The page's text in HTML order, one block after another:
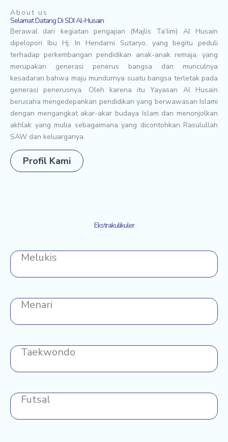
About us
Selamat Datang Di SDI Al-Husain
Berawal dari kegiatan pengajian (Majlis Ta’lim) Al Husain
dipelopori Ibu Hj. In Hendarni Sutaryo, yang begitu peduli
terhadap perkembangan pendidikan anak-anak remaja, yang
merupakan generasi penerus bangsa dan munculnya
kesadaran bahwa maju mundurnya suatu bangsa terletak pada
generasi penerusnya. Oleh karena itu Yayasan Al Husain
berusaha mengedepankan pendidikan yang berwawasan Islami
dengan mengangkat akar-akar budaya Islam dan menonjolkan
akhlak yang mulia sebagaimana yang dicontohkan Rasulullah
SAW dan keluarganya.
Profil Kami
Ekstrakulikuler
Melukis
Menari
Taekwondo
Futsal